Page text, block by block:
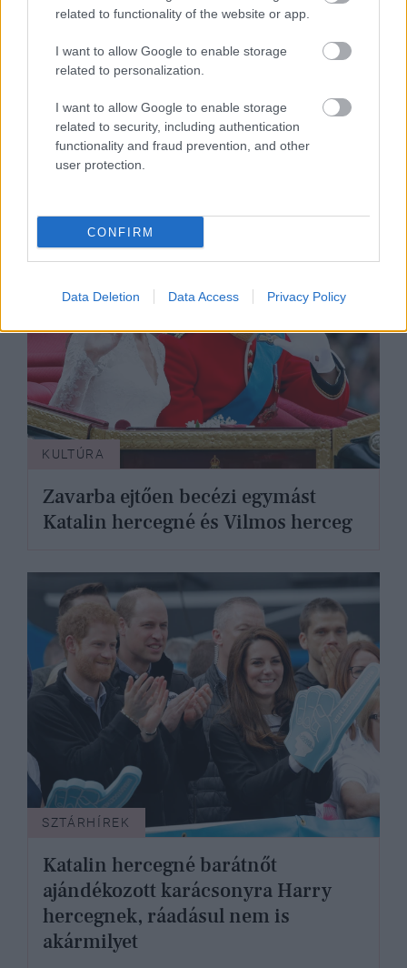
related to functionality of the website or app.
I want to allow Google to enable storage
related to personalization.
I want to allow Google to enable storage
related to security, including authentication
functionality and fraud prevention, and other
user protection.
CONFIRM
Data Deletion Data Access Privacy Policy
SZTÁRHÍREK
Megtalálod a rejtett kincset Katalin
hercegné és Sarolta hercegnő
fotóján?
KULTÚRA
Zavarba ejtően becézi egymást
Katalin hercegné és Vilmos herceg
SZTÁRHÍREK
Katalin hercegné barátnőt
ajándékozott karácsonyra Harry
hercegnek, ráadásul nem is
akármilyet